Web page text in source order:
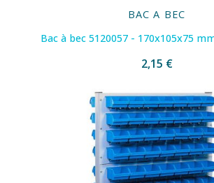
BAC A BEC
Bac à bec 5120057 - 170x105x75
2,15 €